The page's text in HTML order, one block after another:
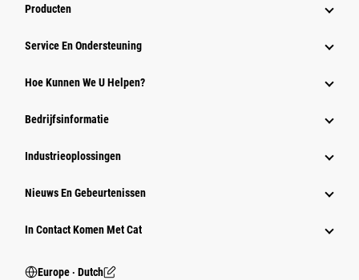
Producten
Service En Ondersteuning
Hoe Kunnen We U Helpen?
Bedrijfsinformatie
Industrieoplossingen
Nieuws En Gebeurtenissen
In Contact Komen Met Cat
Europe ‧ Dutch